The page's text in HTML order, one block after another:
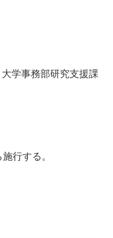
学事務部研究支援課
行する。